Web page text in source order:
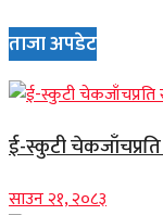
ताजा अपडेट
ई-स्कुटी
साउन २१, २०८३